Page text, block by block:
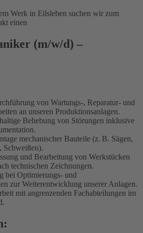
Werk in Eilsleben suchen wir zum
einen
(m/w/d) –
von Wartungs-, Reparatur- und
an unseren Produktionsanlagen.
Behebung von Störungen inklusive
mechanischer Bauteile (z. B. Sägen,
Schweißen).
und Bearbeitung von Werkstücken
technischen Zeichnungen.
bei Optimierungs- und
zur Weiterentwicklung unserer Anlagen.
mit angrenzenden Fachabteilungen im